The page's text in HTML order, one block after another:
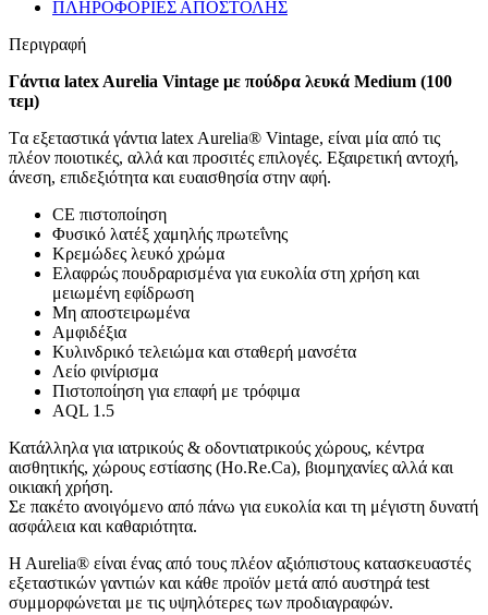
ΠΛΗΡΟΦΟΡΙΕΣ ΑΠΟΣΤΟΛΗΣ
Περιγραφή
Γάντια latex Aurelia Vintage με πούδρα λευκά Medium (100
τεμ)
Tα εξεταστικά γάντια latex Aurelia® Vintage, είναι μία από τις
πλέον ποιοτικές, αλλά και προσιτές επιλογές. Εξαιρετική αντοχή,
άνεση, επιδεξιότητα και ευαισθησία στην αφή.
CE πιστοποίηση
Φυσικό λατέξ χαμηλής πρωτεΐνης
Κρεμώδες λευκό χρώμα
Ελαφρώς πουδραρισμένα για ευκολία στη χρήση και
μειωμένη εφίδρωση
Μη αποστειρωμένα
Αμφιδέξια
Κυλινδρικό τελειώμα και σταθερή μανσέτα
Λείο φινίρισμα
Πιστοποίηση για επαφή με τρόφιμα
AQL 1.5
Κατάλληλα για ιατρικούς & οδοντιατρικούς χώρους, κέντρα
αισθητικής, χώρους εστίασης (Ho.Re.Ca), βιομηχανίες αλλά και
οικιακή χρήση.
Σε πακέτο ανοιγόμενο από πάνω για ευκολία και τη μέγιστη δυνατή
ασφάλεια και καθαριότητα.
H Aurelia® είναι ένας από τους πλέον αξιόπιστους κατασκευαστές
εξεταστικών γαντιών και κάθε προϊόν μετά από αυστηρά test
συμμορφώνεται με τις υψηλότερες των προδιαγραφών.